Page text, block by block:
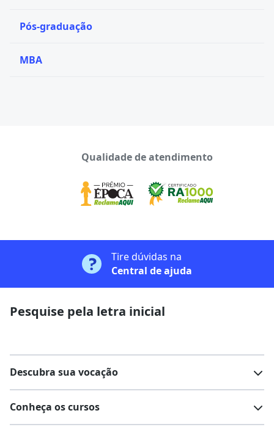
Pós-graduação
MBA
Qualidade de atendimento
Tire dúvidas na
Central de ajuda
Pesquise pela letra inicial
Descubra sua vocação
Conheça os cursos